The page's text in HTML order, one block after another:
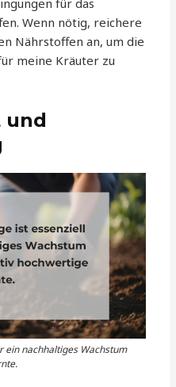
für das
Wenn nötig, reichere
Nährstoffen an, um die
meine Kräuter zu
und
ein nachhaltiges Wachstum